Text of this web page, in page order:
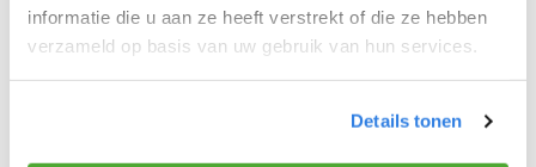
informatie die u aan ze heeft verstrekt of die ze hebben
verzameld op basis van uw gebruik van hun services.
Details tonen
Meld je aan als krantenbezorger!